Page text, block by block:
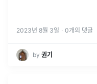
2023년 8월 3일 · 0개의 댓글
by 권기